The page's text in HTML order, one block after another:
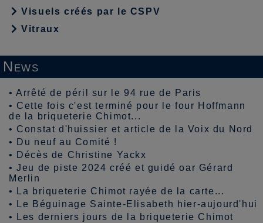
Visuels créés par le CSPV
Vitraux
News
•Arrêté de péril sur le 94 rue de Paris
• Cette fois c'est terminé pour le four Hoffmann
de la briqueterie Chimot...
• Constat d'huissier et article de la Voix du Nord
•
Du neuf au Comité !
•
Décès de Christine Yackx
•Jeu de piste 2024 créé et guidé oar Gérard
Merlin
•
La briqueterie Chimot rayée de la carte...
•
Le Béguinage Sainte-Elisabeth hier-aujourd'hui
•
Les derniers jours de la briqueterie Chimot